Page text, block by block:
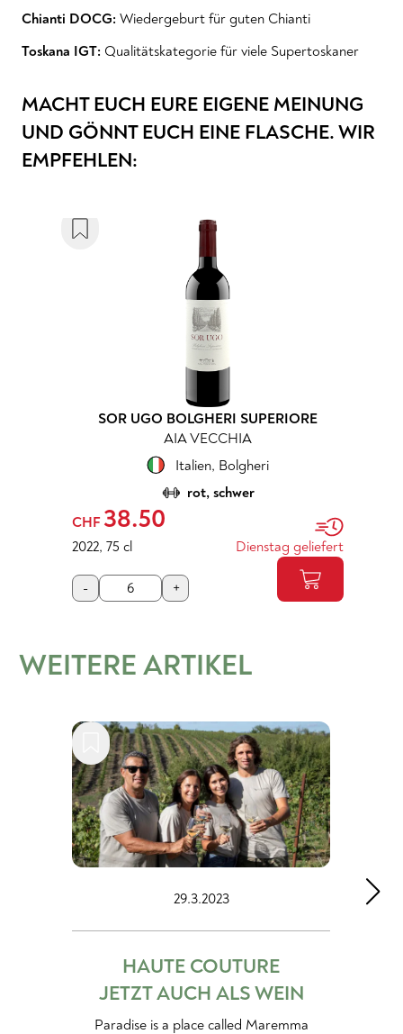
Chianti DOCG: Wiedergeburt für guten Chianti
Toskana IGT: Qualitätskategorie für viele Supertoskaner
MACHT EUCH EURE EIGENE MEINUNG
UND GÖNNT EUCH EINE FLASCHE. WIR
EMPFEHLEN:
SOR UGO BOLGHERI SUPERIORE
AIA VECCHIA
Italien, Bolgheri
rot, schwer
CHF 38.50
2022, 75 cl Dienstag geliefert
- +
WEITERE ARTIKEL
29.1.2023
NEUANKÖMMLINGE
AUS DEM RIBERA DEL
DUERO